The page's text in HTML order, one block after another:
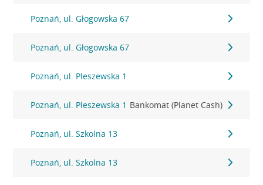
Poznań, ul. Głogowska 67
Poznań, ul. Głogowska 67
Poznań, ul. Pleszewska 1
Poznań, ul. Pleszewska 1 Bankomat (Planet Cash)
Poznań, ul. Szkolna 13
Poznań, ul. Szkolna 13